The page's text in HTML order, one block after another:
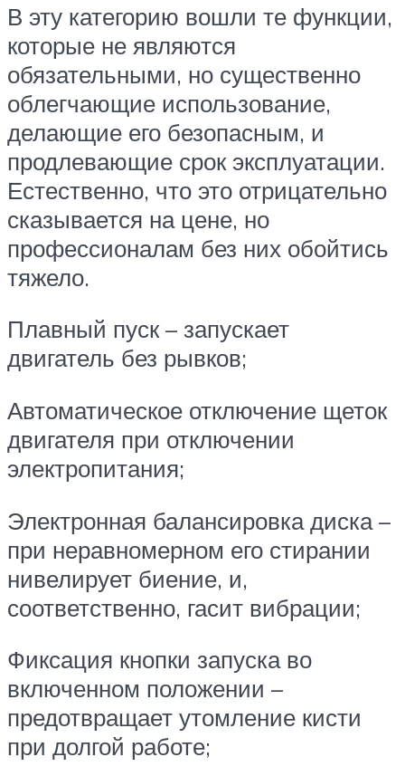
В эту категорию вошли те функции,
которые не являются
обязательными, но существенно
облегчающие использование,
делающие его безопасным, и
продлевающие срок эксплуатации.
Естественно, что это отрицательно
сказывается на цене, но
профессионалам без них обойтись
тяжело.
Плавный пуск – запускает
двигатель без рывков;
Автоматическое отключение щеток
двигателя при отключении
электропитания;
Электронная балансировка диска –
при неравномерном его стирании
нивелирует биение, и,
соответственно, гасит вибрации;
Фиксация кнопки запуска во
включенном положении –
предотвращает утомление кисти
при долгой работе;